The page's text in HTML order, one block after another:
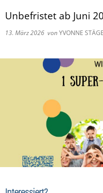
Unbefristet ab Juni
13. März 2026 vonYVONNE